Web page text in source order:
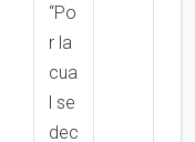
“Po
r la
cua
l se
dec